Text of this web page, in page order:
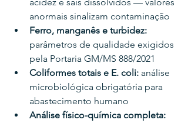
anormais sinalizam contaminação
Ferro, manganês e turbidez:
parâmetros de qualidade exigidos
pela Portaria GM/MS 888/2021
Coliformes totais e E. coli: análise
microbiológica obrigatória para
abastecimento humano
Análise físico-química completa: